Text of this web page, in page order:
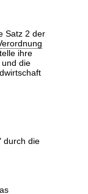
Satz 2 der
ihre
die
durch die